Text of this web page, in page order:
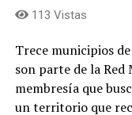
113 Vistas
Trece municipios
son parte de la Red
membresía que
un territorio que